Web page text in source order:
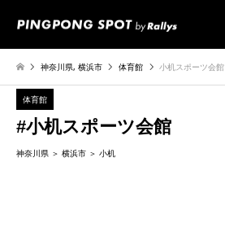
神奈川県,横浜市 体育館 小机スポーツ会館
体育館
#小机スポーツ会館
神奈川県 横浜市 小机